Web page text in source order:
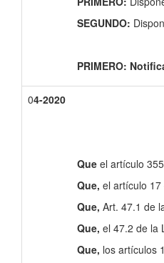
SEGUNDO:
PRIMERO:
04-2020
Que el artículo
Que, el artículo
Que, Art. 47.1 de
Que, el 47.2 de la
Que, los artículos